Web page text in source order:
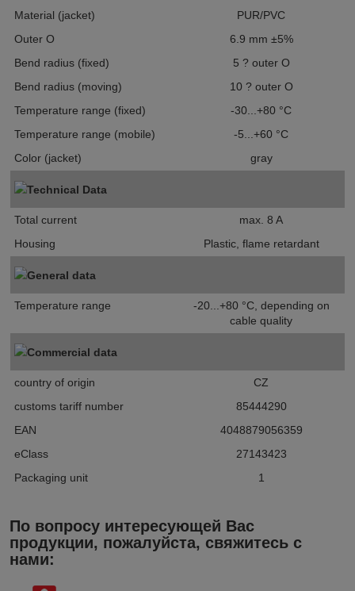
Material (jacket)
PUR/PVC
Outer O
6.9 mm ±5%
Bend radius (fixed)
5 ? outer O
Bend radius (moving)
10 ? outer O
Temperature range (fixed)
-30...+80 °C
Temperature range (mobile)
-5...+60 °C
Color (jacket)
gray
Technical Data
Total current
max. 8 A
Housing
Plastic, flame retardant
General data
Temperature range
-20...+80 °C, depending on
cable quality
Commercial data
country of origin
CZ
customs tariff number
85444290
EAN
4048879056359
eClass
27143423
Packaging unit
1
По вопросу интересующей Вас
продукции, пожалуйста, свяжитесь с
нами: